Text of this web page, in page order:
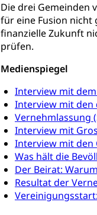
Die drei Gemeinden
für eine Fusion nicht
finanzielle Zukunft
prüfen.
Medienspiegel
Interview mit
Interview mit den
Vernehmlassung
Interview mit
Interview mit den
Was hält die
Der Beirat:
Resultat der
Soziales und
Drogensüchtige,
Fachstelle Sucht
AHV / IV
Altersrente,
IV-Leistungen
Behinderung
Inklusion im